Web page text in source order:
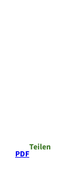
PDF
Teilen